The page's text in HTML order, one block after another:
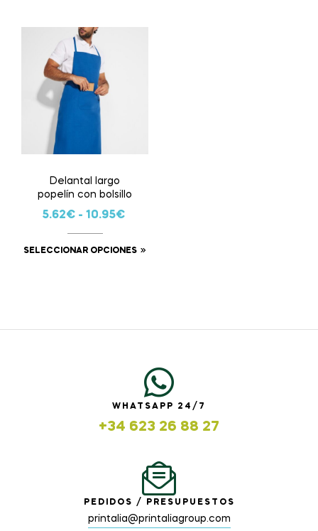
Delantal largo
popelín con bolsillo
5.62€- 10.95€
SELECCIONAR OPCIONES
WHATSAPP 24/7
+34 623 26 88 27
PEDIDOS / PRESUPUESTOS
printalia@printaliagroup.com